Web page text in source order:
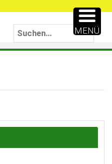
MENÜ